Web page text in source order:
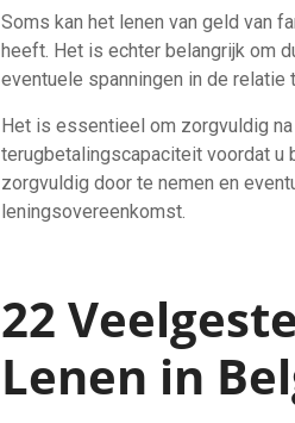
Soms kan het lenen van geld van
heeft. Het is echter belangrijk om
eventuele spanningen in de relatie
Het is essentieel om zorgvuldig
terugbetalingscapaciteit voordat u
zorgvuldig door te nemen en
leningsovereenkomst.
22
Lenen in